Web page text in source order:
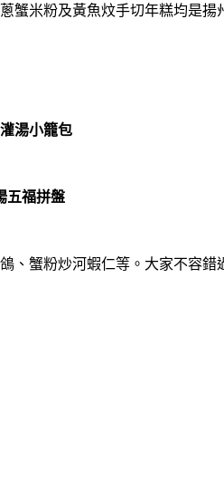
米粉及黃魚炆手切年糕均是
湯小籠包
五福拼盤
蟹粉炒河蝦仁等。大家不容錯